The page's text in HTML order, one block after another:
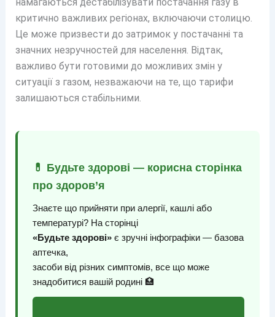
критично важливих регіонах, включаючи столицю.
Це може призвести до затримок у постачанні та
значних незручностей для населення. Відтак,
важливо бути готовими до можливих змін у
ситуації з газом, незважаючи на те, що тарифи
залишаються стабільними.
💊 Будьте здорові — корисна сторінка
про здоров’я
Знаєте що прийняти при алергії, кашлі або
температурі? На сторінці
«Будьте здорові»є зручні інфографіки — базова
аптечка,
засоби від різних симптомів, все що може
знадобитися вашій родині 🏥